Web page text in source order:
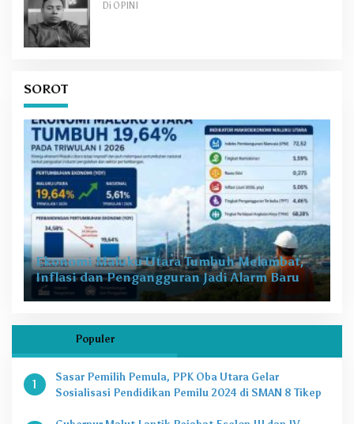
Di OPINI
SOROT
Ekonomi Maluku Utara Tumbuh Melambat,
Inflasi dan Pengangguran Jadi Alarm Baru
Populer
1
Sasar Pemilih Pemula, PPK Oba Utara Gelar
Sosialisasi Pendidikan Pemilu 2024 di SMAN 8 Tikep